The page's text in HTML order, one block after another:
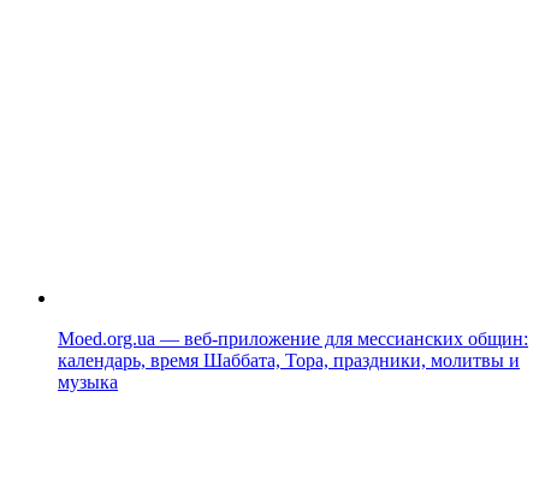
Moed.org.ua — веб-приложение для мессианских общин:
календарь, время Шаббата, Тора, праздники, молитвы и
музыка